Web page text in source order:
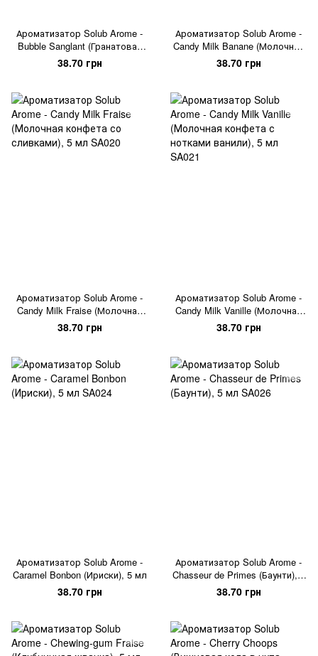
Ароматизатор Solub Arome -
Bubble Sanglant (Гранатовая
жвачка), 5 мл
38.70 грн
Ароматизатор Solub Arome -
Candy Milk Banane (Молочная
конфета с бананом), 5 мл
38.70 грн
Ароматизатор Solub Arome -
Candy Milk Fraise (Молочная
конфета со сливками), 5 мл
38.70 грн
Ароматизатор Solub Arome -
Candy Milk Vanille (Молочная
конфета с нотками ванили), 5
мл
38.70 грн
Ароматизатор Solub Arome -
Caramel Bonbon (Ириски), 5 мл
38.70 грн
Ароматизатор Solub Arome -
Chasseur de Primes (Баунти), 5
мл
38.70 грн